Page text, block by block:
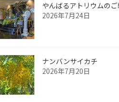
やんばるアトリウムの
2026年7月24日
ナンバンサイカチ
2026年7月20日